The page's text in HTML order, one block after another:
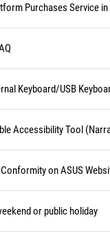
Purchases Service
Keyboard/USB
Accessibility Tool
on ASUS
or public holiday